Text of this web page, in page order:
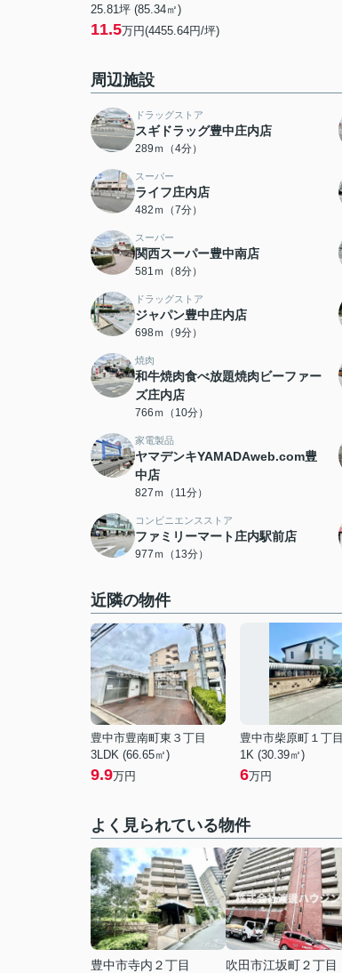
25.81坪 (85.34㎡)
11.5万円(4455.64円/坪)
周辺施設
ドラッグストア
スギドラッグ豊中庄内店
289ｍ（4分）
スーパー
ライフ庄内店
482ｍ（7分）
スーパー
関西スーパー豊中南店
581ｍ（8分）
ドラッグストア
ジャパン豊中庄内店
698ｍ（9分）
焼肉
和牛焼肉食べ放題焼肉ビーファー
ズ庄内店
766ｍ（10分）
家電製品
ヤマデンキYAMADAweb.com豊
中店
827ｍ（11分）
コンビニエンスストア
ファミリーマート庄内駅前店
977ｍ（13分）
近隣の物件
豊中市豊南町東３丁目
3LDK (66.65㎡)
9.9万円
豊中市柴原町１丁目
1K (30.39㎡)
6万円
よく見られている物件
豊中市寺内２丁目
吹田市江坂町２丁目